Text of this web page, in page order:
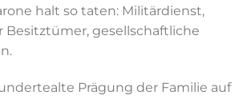
halt so taten: Militärdienst,
Besitztümer, gesellschaftliche
Prägung der Familie auf